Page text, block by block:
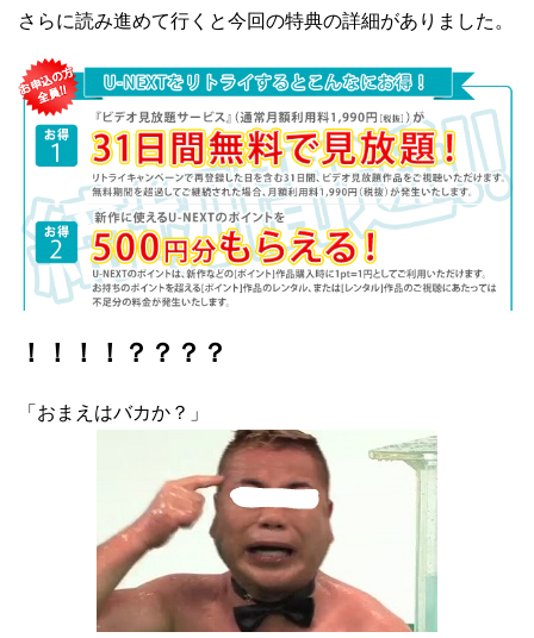
さらに読み進めて行くと今回の特典の詳細がありました。
！！！！？？？？
「おまえはバカか？」